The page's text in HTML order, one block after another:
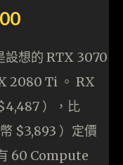
設想的 RTX 3070
2080 Ti 。 RX
），比
$3,893 ）定價
60 Compute